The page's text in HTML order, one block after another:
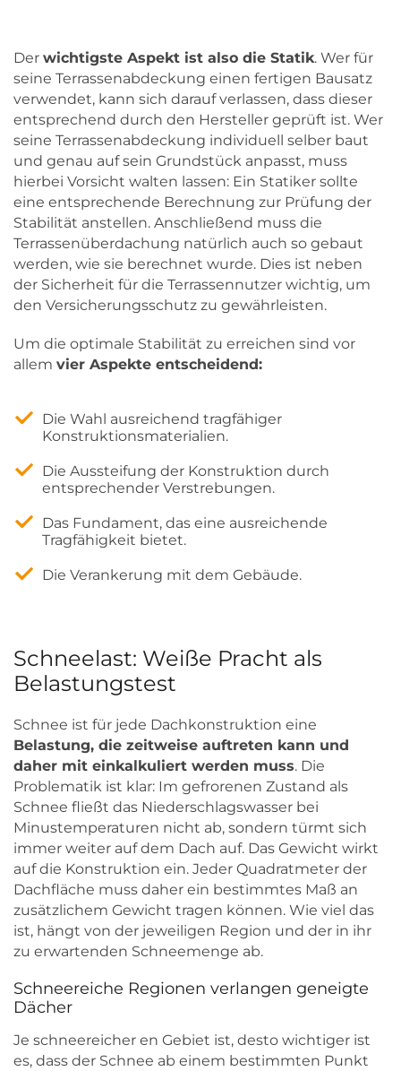
Der wichtigste Aspekt ist also die Statik. Wer für
seine Terrassenabdeckung einen fertigen Bausatz
verwendet, kann sich darauf verlassen, dass dieser
entsprechend durch den Hersteller geprüft ist. Wer
seine Terrassenabdeckung individuell selber baut
und genau auf sein Grundstück anpasst, muss
hierbei Vorsicht walten lassen: Ein Statiker sollte
eine entsprechende Berechnung zur Prüfung der
Stabilität anstellen. Anschließend muss die
Terrassenüberdachung natürlich auch so gebaut
werden, wie sie berechnet wurde. Dies ist neben
der Sicherheit für die Terrassennutzer wichtig, um
den Versicherungsschutz zu gewährleisten.
Um die optimale Stabilität zu erreichen sind vor
allem vier Aspekte entscheidend:
Die Wahl ausreichend tragfähiger
Konstruktionsmaterialien.
Die Aussteifung der Konstruktion durch
entsprechender Verstrebungen.
Das Fundament, das eine ausreichende
Tragfähigkeit bietet.
Die Verankerung mit dem Gebäude.
Schneelast: Weiße Pracht als
Belastungstest
Schnee ist für jede Dachkonstruktion eine
Belastung, die zeitweise auftreten kann und
daher mit einkalkuliert werden muss. Die
Problematik ist klar: Im gefrorenen Zustand als
Schnee fließt das Niederschlagswasser bei
Minustemperaturen nicht ab, sondern türmt sich
immer weiter auf dem Dach auf. Das Gewicht wirkt
auf die Konstruktion ein. Jeder Quadratmeter der
Dachfläche muss daher ein bestimmtes Maß an
zusätzlichem Gewicht tragen können. Wie viel das
ist, hängt von der jeweiligen Region und der in ihr
zu erwartenden Schneemenge ab.
Schneereiche Regionen verlangen geneigte
Dächer
Je schneereicher en Gebiet ist, desto wichtiger ist
es, dass der Schnee ab einem bestimmten Punkt